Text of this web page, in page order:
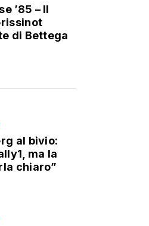
’85 – Il
di Bettega
al bivio:
ma la
chiaro”